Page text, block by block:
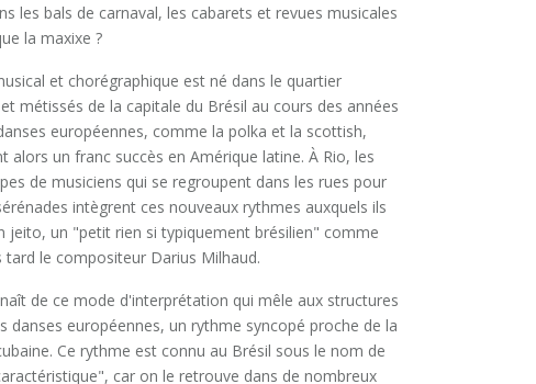
les bals de carnaval, les cabarets et revues musicales
la maxixe ?
et chorégraphique est né dans le quartier
métissés de la capitale du Brésil au cours des années
européennes, comme la polka et la scottish,
alors un franc succès en Amérique latine. À Rio, les
de musiciens qui se regroupent dans les rues pour
intègrent ces nouveaux rythmes auxquels ils
jeito, un "petit rien si typiquement brésilien" comme
tard le compositeur Darius Milhaud.
naît de ce mode d'interprétation qui mêle aux structures
danses européennes, un rythme syncopé proche de la
Ce rythme est connu au Brésil sous le nom de
car on le retrouve dans de nombreux